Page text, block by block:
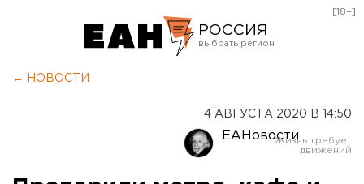
РОССИЯ
Оренбург
[18+]
← НОВОСТИ
4 АВГУСТА 2020 В 14:50
ЕАНовости